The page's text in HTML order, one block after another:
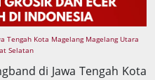
Tengah Kota Magelang Magelang Utara
Selatan
di Jawa Tengah Kota